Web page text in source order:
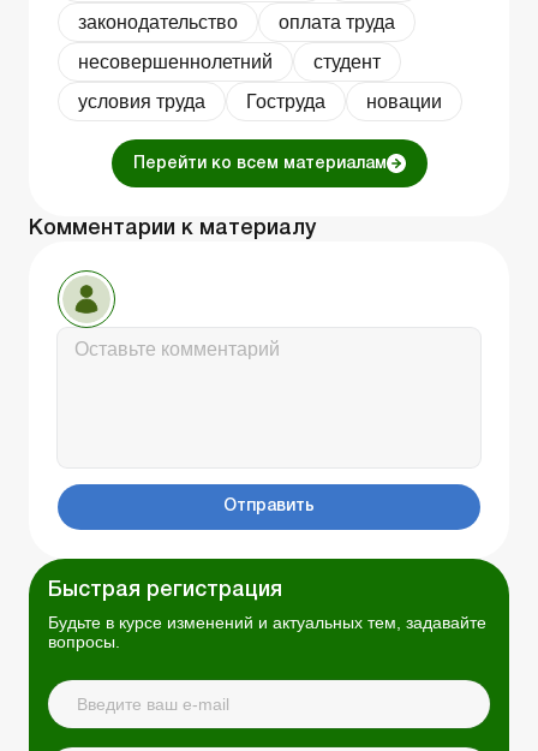
законодательство
оплата труда
несовершеннолетний
студент
условия труда
Гоструда новации
Перейти ко всем материалам
Комментарии к материалу
Отправить
Быстрая регистрация
Будьте в курсе изменений и актуальных тем, задавайте
вопросы.